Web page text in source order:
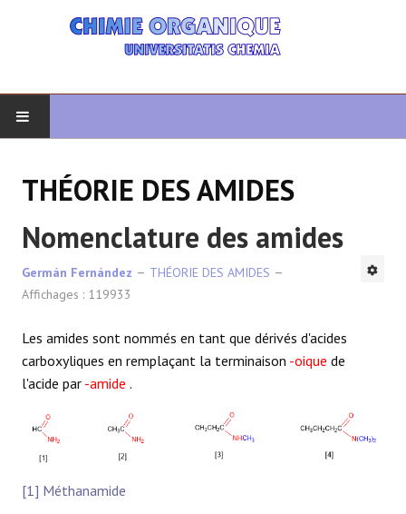
CHIMIE ORGANIQUE
ORGANIQUE AVANCÉ
HÉTÉROCYCLES
LA SYNTHÈSE
SPECTROSCOPIE
RÉACTIONS
THÉORIE DES AMIDES
Nomenclature des amides
Germán Fernández
THÉORIE DES AMIDES
Affichages : 119933
Les amides sont nommés en tant que dérivés d'acides
carboxyliques en remplaçant la terminaison -oique de
l'acide par -amide .
[1] Méthanamide